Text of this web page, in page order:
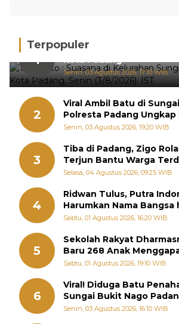
Terpopuler
1
Hujan Deras, 15 Titik
Kota Padang
Senin, 03 Agustus 2026, 17:10 WIB
2
Viral Ambil Batu di
Polresta Padang Ungkap
Sebenarnya
Senin, 03 Agustus 2026, 19:20 WIB
3
Tiba di Padang, Zigo
Terjun Bantu Warga
Selasa, 04 Agustus 2026, 09:25 WIB
4
Ridwan Tulus, Putra
Harumkan Nama Bangsa
Diabadikan dalam Buku
Sabtu, 01 Agustus 2026, 16:20 WIB
5
Sekolah Rakyat
Baru 268 Anak
Memutus Rantai
Sabtu, 01 Agustus 2026, 19:10 WIB
6
Viral! Diduga Batu
Sungai Bukit Nago
Warga Khawatir Bencana
Senin, 03 Agustus 2026, 16:10 WIB